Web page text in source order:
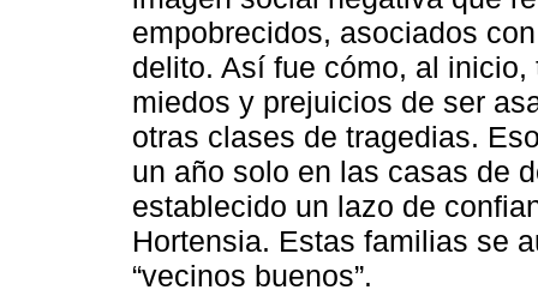
empobrecidos, asociados
delito. Así fue cómo, al
miedos y prejuicios de ser
otras clases de tragedias.
un año solo en las casas de
establecido un lazo de
Hortensia. Estas familias se
“vecinos buenos”.